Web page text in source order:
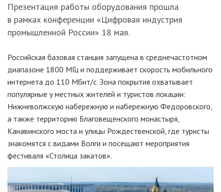
Презентация работы оборудования прошла
в рамках конференции «Цифровая индустрия
промышленной России» 18 мая.
Российская базовая станция запущена в среднечастотном
диапазоне 1800 МГц и поддерживает скорость мобильного
интернета до 110 Мбит/с. Зона покрытия охватывает
популярные у местных жителей и туристов локации:
Нижневолжскую набережную и набережную Федоровского,
а также территорию Благовещенского монастыря,
Канавинского моста и улицы Рождественской, где туристы
знакомятся с видами Волги и посещают мероприятия
фестиваля «Столица закатов».